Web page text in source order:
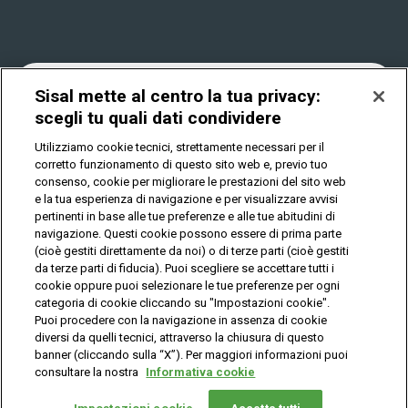
Vuoi giocare
Play Your Date
News
Cookies
Privacy
IL GIOCO È VIETATO AI MINORI E PUÒ CAUSARE
DIPENDENZA PATOLOGICA
© Copyright Sisal Italia S.p.A. - P.I. 02433760135
Privacy Cookies
Mappa
del
Sisal mette al centro la tua privacy:
scegli tu quali dati condividere
Utilizziamo cookie tecnici, strettamente necessari per il
corretto funzionamento di questo sito web e, previo tuo
consenso, cookie per migliorare le prestazioni del sito web
e la tua esperienza di navigazione e per visualizzare avvisi
pertinenti in base alle tue preferenze e alle tue abitudini di
navigazione. Questi cookie possono essere di prima parte
(cioè gestiti direttamente da noi) o di terze parti (cioè gestiti
da terze parti di fiducia). Puoi scegliere se accettare tutti i
cookie oppure puoi selezionare le tue preferenze per ogni
categoria di cookie cliccando su "Impostazioni cookie".
Puoi procedere con la navigazione in assenza di cookie
diversi da quelli tecnici, attraverso la chiusura di questo
banner (cliccando sulla “X”). Per maggiori informazioni puoi
consultare la nostra Informativa cookie